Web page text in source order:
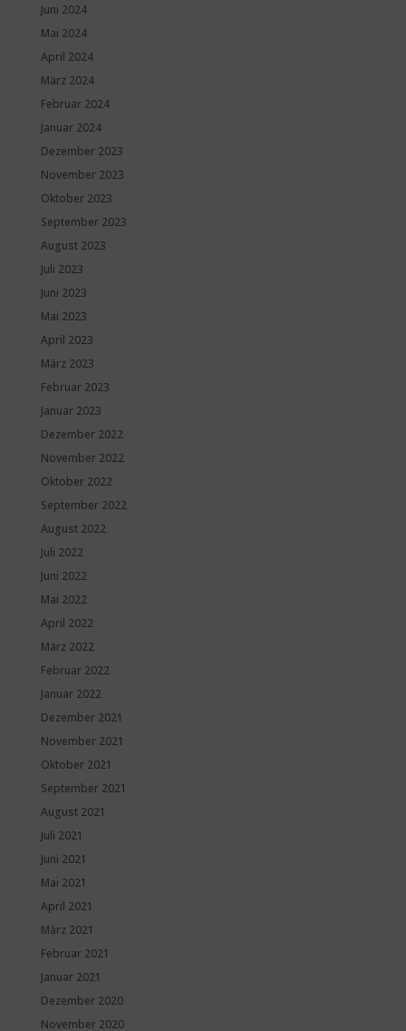
Juni 2024
Mai 2024
April 2024
März 2024
Februar 2024
Januar 2024
Dezember 2023
November 2023
Oktober 2023
September 2023
August 2023
Juli 2023
Juni 2023
Mai 2023
April 2023
März 2023
Februar 2023
Januar 2023
Dezember 2022
November 2022
Oktober 2022
September 2022
August 2022
Juli 2022
Juni 2022
Mai 2022
April 2022
März 2022
Februar 2022
Januar 2022
Dezember 2021
November 2021
Oktober 2021
September 2021
August 2021
Juli 2021
Juni 2021
Mai 2021
April 2021
März 2021
Februar 2021
Januar 2021
Dezember 2020
November 2020